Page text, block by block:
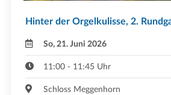
Hinter der Orgelkulisse, 2.
So, 21. Juni 2026
11:00 - 11:45 Uhr
Schloss Meggenhorn